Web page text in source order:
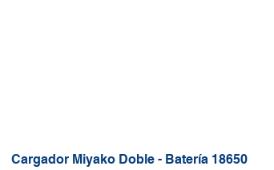
Cargador Miyako Doble - Batería 18650